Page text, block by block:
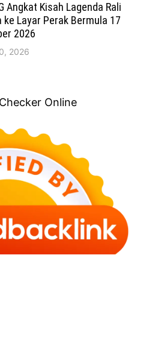
Angkat Kisah Lagenda Rali
ke Layar Perak Bermula 17
2026
2026
Online